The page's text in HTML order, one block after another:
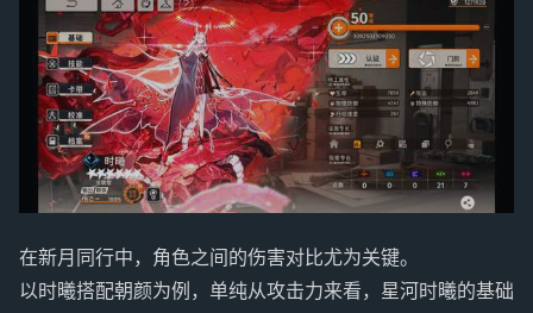
在新月同行中，角色之间的伤害对比尤为关键。
以时曦搭配朝颜为例，单纯从攻击力来看，星河时曦的基础